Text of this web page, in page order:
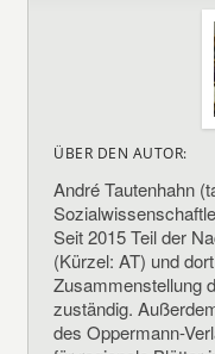
ÜBER DEN AUTOR:
André Tautenhahn
Seit 2015 Teil der
(Kürzel: AT) und
Zusammenstellung
zuständig.
des Oppermann-